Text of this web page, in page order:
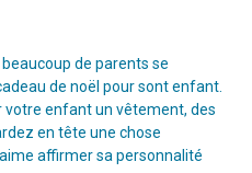
beaucoup de parents se
de noël pour sont enfant.
votre enfant un vêtement, des
en tête une chose
affirmer sa personnalité